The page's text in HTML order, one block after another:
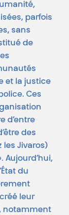
parfois
sans
de
et la justice
Ces
d’entre
des
les Jivaros)
Aujourd’hui,
du
leur
notamment